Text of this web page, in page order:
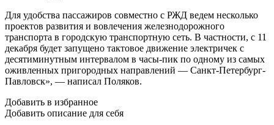
Для удобства пассажиров совместно с РЖД ведем несколько
проектов развития и вовлечения железнодорожного
транспорта в городскую транспортную сеть. В частности, с 11
декабря будет запущено тактовое движение электричек с
десятиминутным интервалом в часы-пик по одному из самых
оживленных пригородных направлений — Санкт-Петербург-
Павловск», — написал Поляков.
Добавить в избранное
Добавить описание для себя